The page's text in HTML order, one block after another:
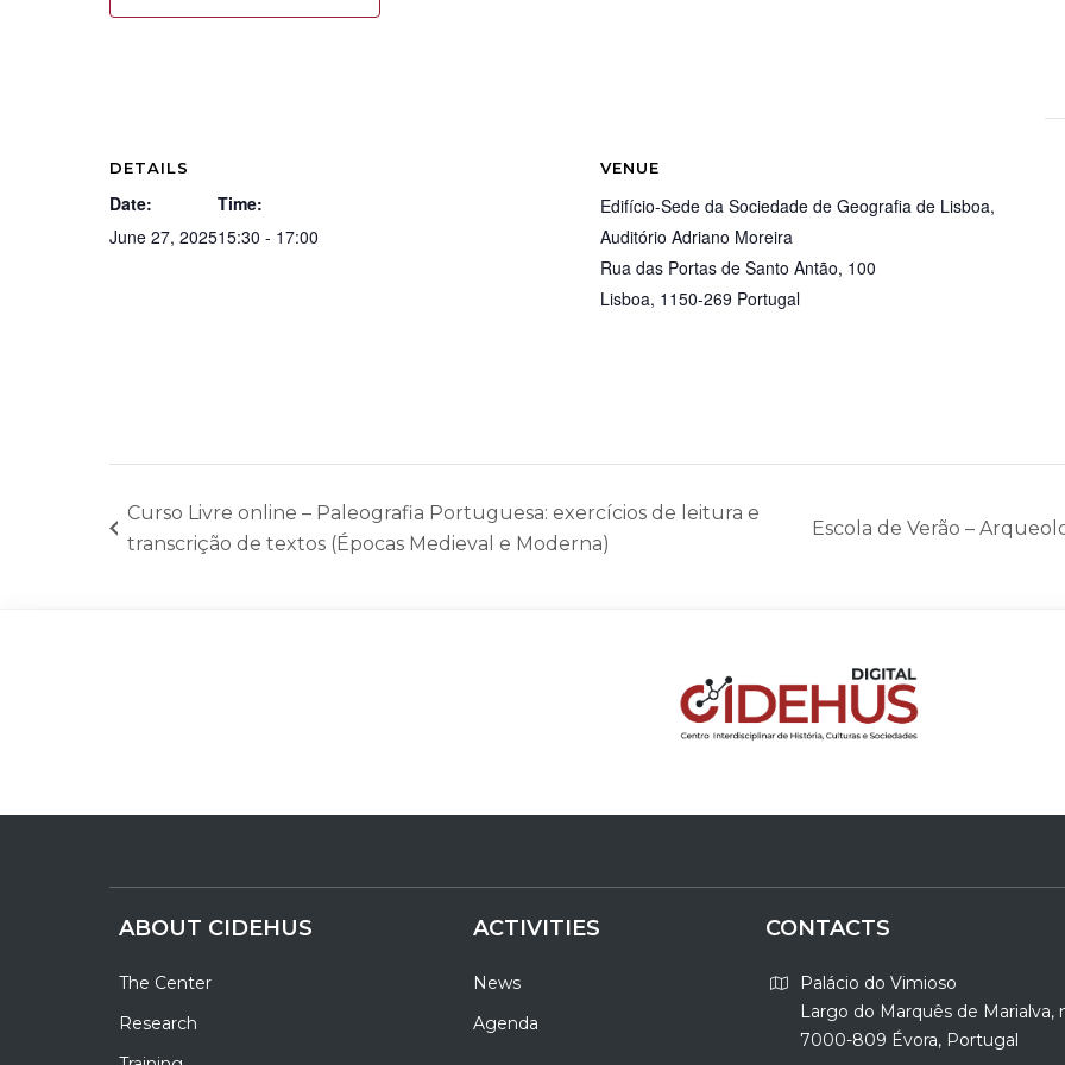
DETAILS
Date:
June 27, 2025
Time:
15:30 - 17:00
VENUE
Edifício-Sede da Sociedade de Geografia de Lisboa,
Auditório Adriano Moreira
Rua das Portas de Santo Antão, 100
Lisboa, 1150-269 Portugal
Curso Livre online – Paleografia Portuguesa: exercícios de leitura e
transcrição de textos (Épocas Medieval e Moderna)
Escola de Verão –
ABOUT CIDEHUS
The Center
Research
ACTIVITIES
News
Agenda
CONTACTS
Palácio do Vimioso
Largo do Marquês de Marialva,
7000-809 Évora, Portugal